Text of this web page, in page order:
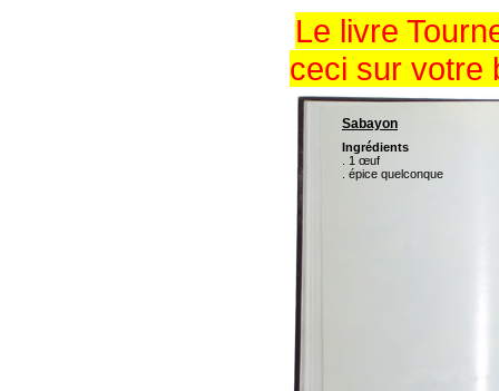
Le livre
ceci sur votre